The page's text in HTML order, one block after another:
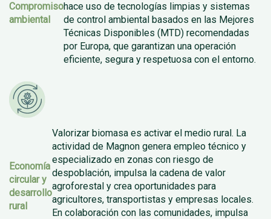
Compromiso
ambiental
hace uso de tecnologías limpias y sistemas
de control ambiental basados en las Mejores
Técnicas Disponibles (MTD) recomendadas
por Europa, que garantizan una operación
eficiente, segura y respetuosa con el entorno.
Economía
circular y
desarrollo
rural
Valorizar biomasa es activar el medio rural. La
actividad de Magnon genera empleo técnico y
especializado en zonas con riesgo de
despoblación, impulsa la cadena de valor
agroforestal y crea oportunidades para
agricultores, transportistas y empresas locales.
En colaboración con las comunidades, impulsa